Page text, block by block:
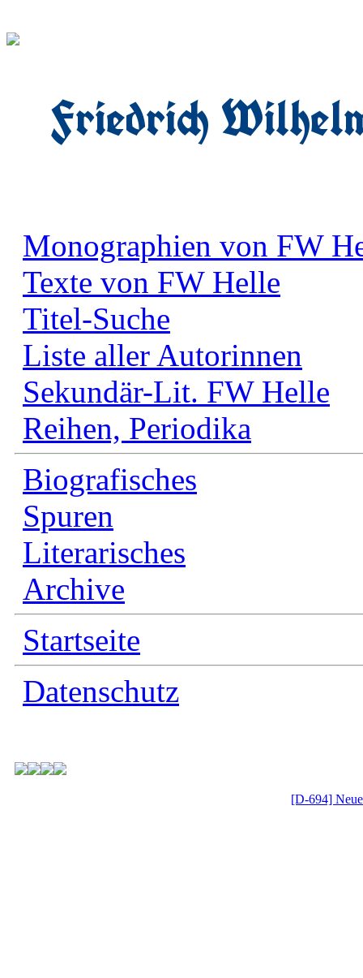
Friedrich
Monographien von FW
Texte von FW Helle
Titel-Suche
Liste aller Autorinnen
Sekundär-Lit. FW Helle
Reihen, Periodika
Biografisches
Spuren
Literarisches
Archive
Startseite
Datenschutz
[D-694]